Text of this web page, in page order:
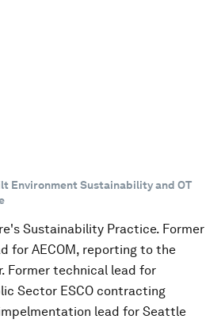
Environment Sustainability and OT
Sustainability Practice. Former
for AECOM, reporting to the
Former technical lead for
Sector ESCO contracting
lead for Seattle